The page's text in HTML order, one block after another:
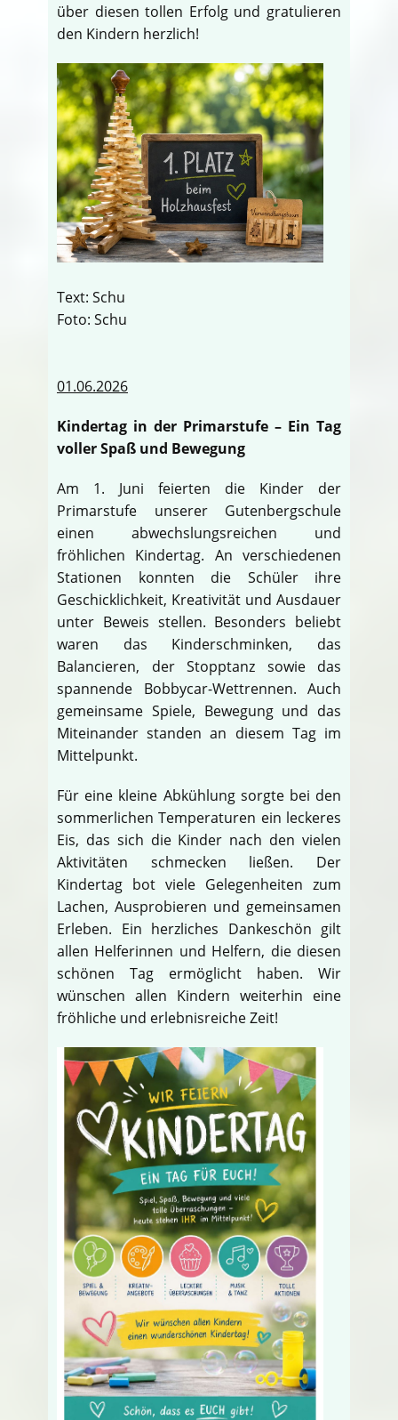
über diesen tollen Erfolg und gratulieren
den Kindern herzlich!
Text: Schu
Foto: Schu
01.06.2026
Kindertag in der Primarstufe – Ein Tag
voller Spaß und Bewegung
Am 1. Juni feierten die Kinder der
Primarstufe unserer Gutenbergschule
einen abwechslungsreichen und
fröhlichen Kindertag. An verschiedenen
Stationen konnten die Schüler ihre
Geschicklichkeit, Kreativität und Ausdauer
unter Beweis stellen. Besonders beliebt
waren das Kinderschminken, das
Balancieren, der Stopptanz sowie das
spannende Bobbycar-Wettrennen. Auch
gemeinsame Spiele, Bewegung und das
Miteinander standen an diesem Tag im
Mittelpunkt.
Für eine kleine Abkühlung sorgte bei den
sommerlichen Temperaturen ein leckeres
Eis, das sich die Kinder nach den vielen
Aktivitäten schmecken ließen. Der
Kindertag bot viele Gelegenheiten zum
Lachen, Ausprobieren und gemeinsamen
Erleben. Ein herzliches Dankeschön gilt
allen Helferinnen und Helfern, die diesen
schönen Tag ermöglicht haben. Wir
wünschen allen Kindern weiterhin eine
fröhliche und erlebnisreiche Zeit!